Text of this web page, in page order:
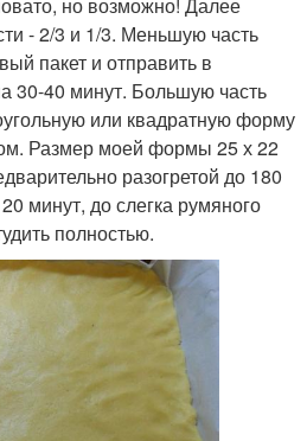
но возможно! Далее
- 2/3 и 1/3. Меньшую часть
пакет и отправить в
30-40 минут. Большую часть
или квадратную форму
Размер моей формы 25 х 22
разогретой до 180
минут, до слегка румяного
полностью.